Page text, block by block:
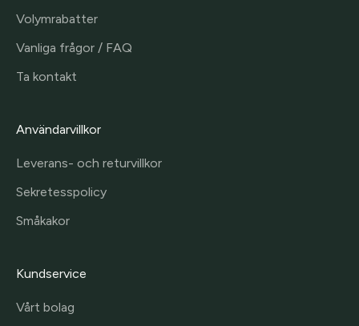
Volymrabatter
Vanliga frågor / FAQ
Ta kontakt
Användarvillkor
Leverans- och returvillkor
Sekretesspolicy
Småkakor
Kundservice
Vårt bolag